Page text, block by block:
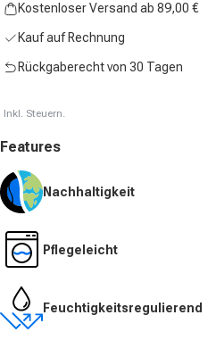
Kostenloser Versand ab 89,00 €
Kauf auf Rechnung
Rückgaberecht von 30 Tagen
Inkl. Steuern.
Features
Nachhaltigkeit
Pflegeleicht
Feuchtigkeitsregulierend